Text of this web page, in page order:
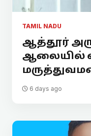
TAMIL NADU
ஆத்தூர்
ஆலையில்
6 days ago